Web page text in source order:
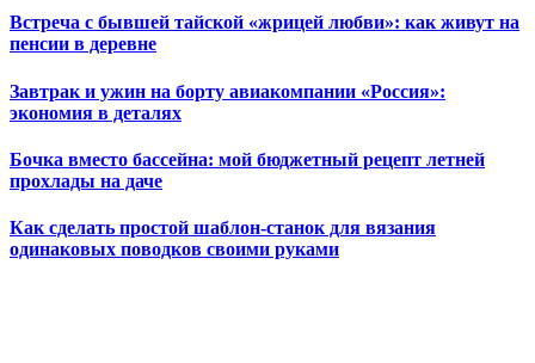
Встреча с бывшей тайской «жрицей любви»: как живут на
пенсии в деревне
Завтрак и ужин на борту авиакомпании «Россия»:
экономия в деталях
Бочка вместо бассейна: мой бюджетный рецепт летней
прохлады на даче
Как сделать простой шаблон-станок для вязания
одинаковых поводков своими руками